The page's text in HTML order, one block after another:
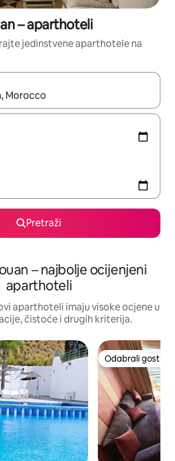
– aparthoteli
jedinstvene aparthotele na
rezultati, moći ćete ih pregledati
Pretraži
– najbolje ocijenjeni
aparthoteli
aparthoteli imaju visoke ocjene u
čistoće i drugih kriterija.
Odabrali gosti
Odabrali gosti